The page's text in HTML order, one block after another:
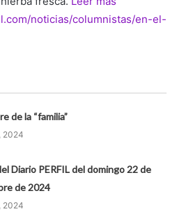
noticias/columnistas/en-el-
de la “familia”
2024
Diario PERFIL del domingo 22 de
de 2024
2024